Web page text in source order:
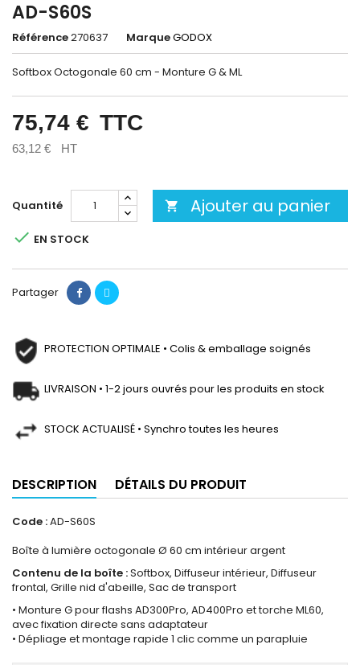
AD-S60S
Référence270637 MarqueGODOX
Softbox Octogonale 60 cm - Monture G & ML
75,74 € TTC
63,12 € HT
Quantité  Ajouter au panier
 EN STOCK
Partager
PROTECTION OPTIMALE • Colis & emballage soignés
LIVRAISON • 1-2 jours ouvrés pour les produits en stock
STOCK ACTUALISÉ • Synchro toutes les heures
DESCRIPTION DÉTAILS DU PRODUIT
Code :AD-S60S
Boîte à lumière octogonale Ø 60 cm intérieur argent
Contenu de la boîte :Softbox, Diffuseur intérieur, Diffuseur
frontal, Grille nid d'abeille, Sac de transport
• Monture G pour flashs AD300Pro, AD400Pro et torche ML60,
avec fixation directe sans adaptateur
• Dépliage et montage rapide 1 clic comme un parapluie